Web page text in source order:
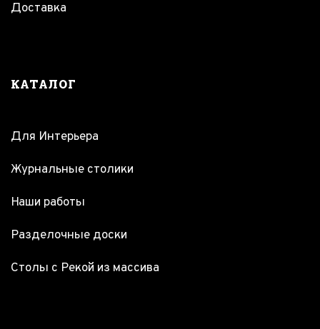
Доставка
КАТАЛОГ
Для Интерьера
Журнальные столики
Наши работы
Разделочные доски
Столы с Рекой из массива